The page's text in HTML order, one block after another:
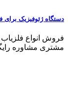
دستگاه ژئوفیزیک برای
فروش انواع
مشتری مشاوره رایگان